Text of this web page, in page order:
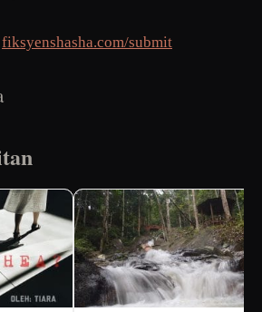
fiksyenshasha.com/submit